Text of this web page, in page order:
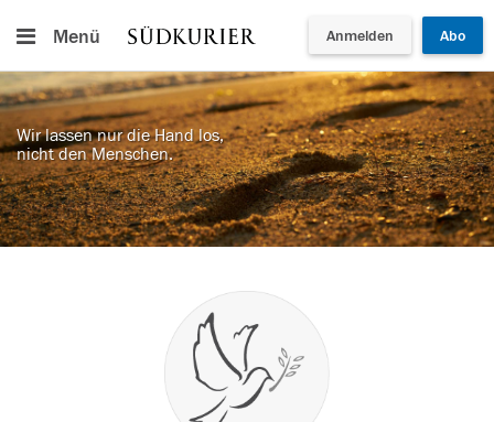
Menü Anmelden Abo
Wir lassen nur die Hand los,
nicht den Menschen.